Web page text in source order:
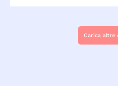
Carica altre